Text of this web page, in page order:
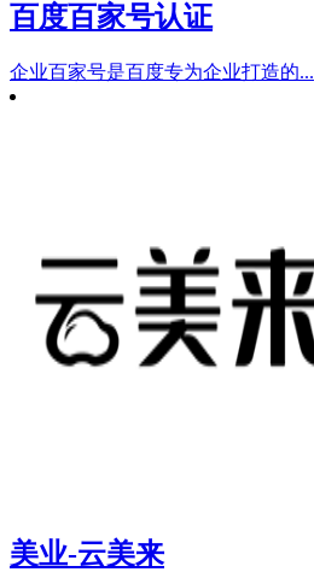
百度百家号认证
企业百家号是百度专为企业打造的...
美业-云美来